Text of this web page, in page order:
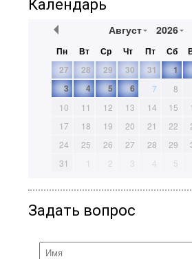
Календарь
Август 2026
Пн Вт Ср Чт Пт Сб
27
28 29 30 31 1
3
4 5 6 7 8
10
11 12 13 14 15
17
18 19 20 21 22
24
25 26 27 28 29
31
1 2 3 4 5
Задать вопрос